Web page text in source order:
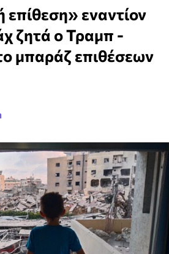
επίθεση» εναντίον
ζητά ο Τραμπ -
μπαράζ επιθέσεων